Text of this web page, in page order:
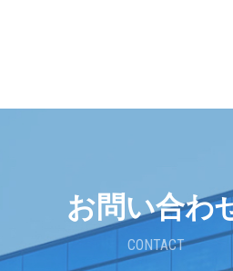
お問い合わ
CONTACT